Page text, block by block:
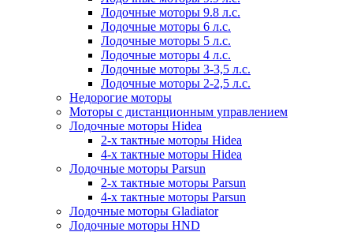
Лодочные моторы 9.8 л.с.
Лодочные моторы 6 л.с.
Лодочные моторы 5 л.с.
Лодочные моторы 4 л.с.
Лодочные моторы 3-3,5 л.с.
Лодочные моторы 2-2,5 л.с.
Недорогие моторы
Моторы с дистанционным управлением
Лодочные моторы Hidea
2-х тактные моторы Hidea
4-х тактные моторы Hidea
Лодочные моторы Parsun
2-х тактные моторы Parsun
4-х тактные моторы Parsun
Лодочные моторы Gladiator
Лодочные моторы HND